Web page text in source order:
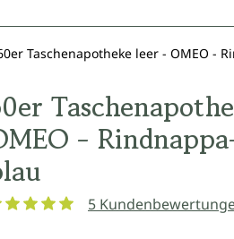
Taschenapotheke leer - OMEO -
-
5